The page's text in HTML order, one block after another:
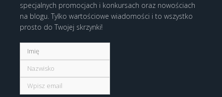
specjalnych promocjach i konkursach oraz nowościach
na blogu. Tylko wartościowe wiadomości i to wszystko
prosto do Twojej skrzynki!